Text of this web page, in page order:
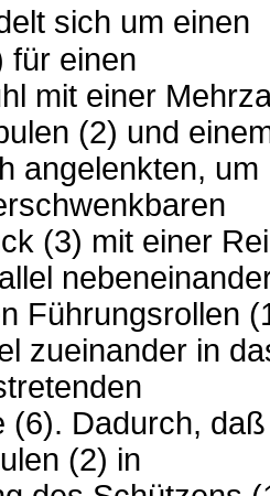
sich um einen
für einen
mit einer
(2) und
angelenkten, um
(3) mit einer
Führungsrollen
zueinander in
(6). Dadurch, daß
(2) in